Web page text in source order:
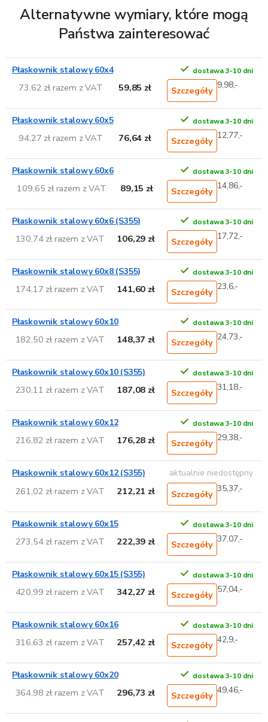
Alternatywne wymiary, które mogą
Państwa zainteresować
Płaskownik stalowy 60x4 dostawa 3-10 dni
73,62 zł razem z VAT 59,85 zł Szczegóły 9,98,-
Płaskownik stalowy 60x5 dostawa 3-10 dni
94,27 zł razem z VAT 76,64 zł Szczegóły 12,77,-
Płaskownik stalowy 60x6 dostawa 3-10 dni
109,65 zł razem z VAT 89,15 zł Szczegóły 14,86,-
Płaskownik stalowy 60x6 (S355) dostawa 3-10 dni
130,74 zł razem z VAT 106,29 zł Szczegóły 17,72,-
Płaskownik stalowy 60x8 (S355) dostawa 3-10 dni
174,17 zł razem z VAT 141,60 zł Szczegóły 23,6,-
Płaskownik stalowy 60x10 dostawa 3-10 dni
182,50 zł razem z VAT 148,37 zł Szczegóły 24,73,-
Płaskownik stalowy 60x10 (S355) dostawa 3-10 dni
230,11 zł razem z VAT 187,08 zł Szczegóły 31,18,-
Płaskownik stalowy 60x12 dostawa 3-10 dni
216,82 zł razem z VAT 176,28 zł Szczegóły 29,38,-
Płaskownik stalowy 60x12 (S355) aktualnie niedostępny
261,02 zł razem z VAT 212,21 zł Szczegóły 35,37,-
Płaskownik stalowy 60x15 dostawa 3-10 dni
273,54 zł razem z VAT 222,39 zł Szczegóły 37,07,-
Płaskownik stalowy 60x15 (S355) dostawa 3-10 dni
420,99 zł razem z VAT 342,27 zł Szczegóły 57,04,-
Płaskownik stalowy 60x16 dostawa 3-10 dni
316,63 zł razem z VAT 257,42 zł Szczegóły 42,9,-
Płaskownik stalowy 60x20 dostawa 3-10 dni
364,98 zł razem z VAT 296,73 zł Szczegóły 49,46,-